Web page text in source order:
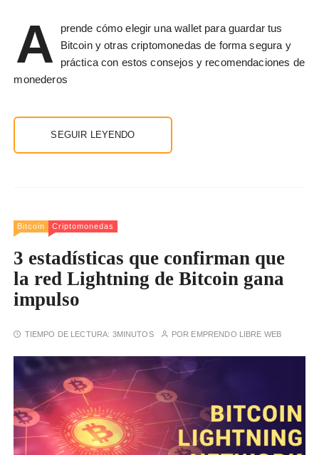
A
prende cómo elegir una wallet para guardar tus
Bitcoin y otras criptomonedas de forma segura y
práctica con estos consejos y recomendaciones de
monederos
SEGUIR LEYENDO
Bitcoin Criptomonedas
3 estadísticas que confirman que
la red Lightning de Bitcoin gana
impulso
TIEMPO DE LECTURA: 3MINUTOS POR EMPRENDO LIBRE WEB